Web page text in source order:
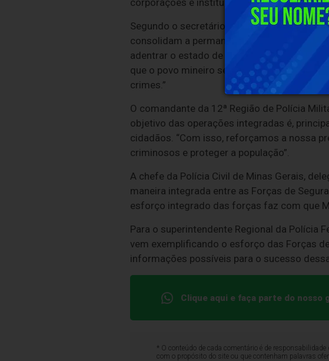
corporações e instituições envolvidas, além
Segundo o secretário de Estado de Justiça
consolidam a permanência do Estado no
adentrar o estado de Minas Gerais serão
que o povo mineiro sempre se sinta seguro.
crimes.”
O comandante da 12ª Região de Polícia
objetivo das operações integradas é,
cidadãos. “Com isso, reforçamos a nossa
criminosos e proteger a população”.
A chefe da Polícia Civil de Minas Gerais,
maneira integrada entre as Forças de
esforço integrado das forças faz com que
Para o superintendente Regional da Polícia
vem exemplificando o esforço das Forças
informações possíveis para o sucesso
Clique aqui e faça parte do nosso
* O conteúdo de cada comentário é de
com o propósito do site ou que contenham palavras